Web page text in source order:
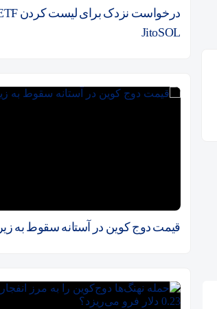
JitoSOL
قیمت دوج کوین در آستانه سقوط به زیر ۰.۱۲ دلار